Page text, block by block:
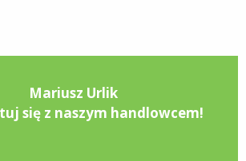
Mariusz Urlik
się z naszym handlowcem!